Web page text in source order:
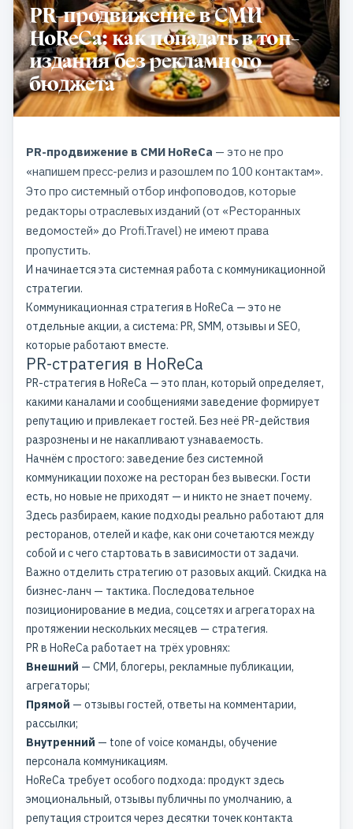
PR-продвижение в СМИ
HoReCa: как попадать в топ-
издания без рекламного
бюджета
PR-продвижение в СМИ HoReCa — это не про
«напишем пресс-релиз и разошлем по 100 контактам».
Это про системный отбор инфоповодов, которые
редакторы отраслевых изданий (от «Ресторанных
ведомостей» до Profi.Travel) не имеют права
пропустить.
И начинается эта системная работа с коммуникационной
стратегии.
Коммуникационная стратегия в HoReCa — это не
отдельные акции, а система: PR, SMM, отзывы и SEO,
которые работают вместе.
PR-стратегия в HoReCa
PR-стратегия в HoReCa — это план, который определяет,
какими каналами и сообщениями заведение формирует
репутацию и привлекает гостей. Без неё PR-действия
разрознены и не накапливают узнаваемость.
Начнём с простого: заведение без системной
коммуникации похоже на ресторан без вывески. Гости
есть, но новые не приходят — и никто не знает почему.
Здесь разбираем, какие подходы реально работают для
ресторанов, отелей и кафе, как они сочетаются между
собой и с чего стартовать в зависимости от задачи.
Важно отделить стратегию от разовых акций. Скидка на
бизнес-ланч — тактика. Последовательное
позиционирование в медиа, соцсетях и агрегаторах на
протяжении нескольких месяцев — стратегия.
PR в HoReCa работает на трёх уровнях:
Внешний — СМИ, блогеры, рекламные публикации,
агрегаторы;
Прямой — отзывы гостей, ответы на комментарии,
рассылки;
Внутренний — tone of voice команды, обучение
персонала коммуникациям.
HoReCa требует особого подхода: продукт здесь
эмоциональный, отзывы публичны по умолчанию, а
репутация строится через десятки точек контакта